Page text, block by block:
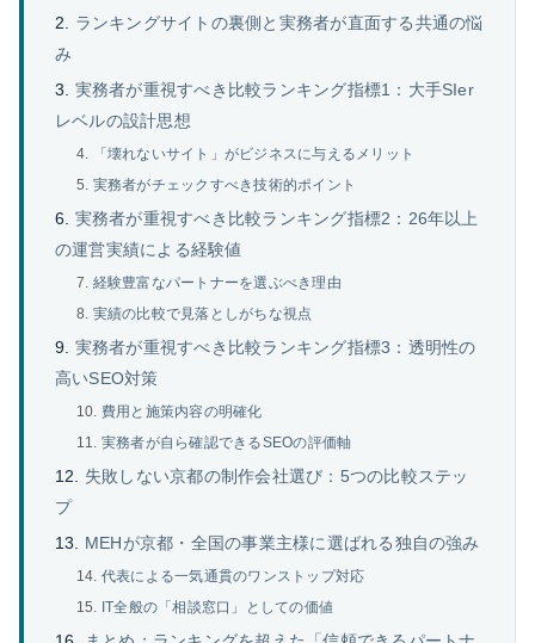
ランキングサイトの裏側と実務者が直面する共通の悩
み
実務者が重視すべき比較ランキング指標1：大手SIer
レベルの設計思想
「壊れないサイト」がビジネスに与えるメリット
実務者がチェックすべき技術的ポイント
実務者が重視すべき比較ランキング指標2：26年以上
の運営実績による経験値
経験豊富なパートナーを選ぶべき理由
実績の比較で見落としがちな視点
実務者が重視すべき比較ランキング指標3：透明性の
高いSEO対策
費用と施策内容の明確化
実務者が自ら確認できるSEOの評価軸
失敗しない京都の制作会社選び：5つの比較ステッ
プ
MEHが京都・全国の事業主様に選ばれる独自の強み
代表による一気通貫のワンストップ対応
IT全般の「相談窓口」としての価値